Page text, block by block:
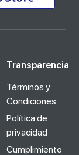
Transparencia
Términos y
Condiciones
Política de
privacidad
Cumplimiento